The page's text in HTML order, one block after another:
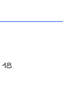
18